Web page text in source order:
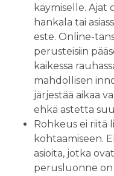
käymiselle. Ajat
hankala tai
este. Online-
perusteisiin
kaikessa
mahdollisen
järjestää aikaa
ehkä astetta
Rohkeus ei riitä
kohtaamiseen.
asioita, jotka
perusluonne on